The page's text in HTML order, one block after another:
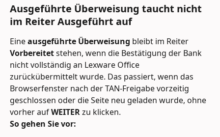
Ausgeführte Überweisung taucht nicht
im Reiter Ausgeführt auf
Eine ausgeführte Überweisung bleibt im Reiter
Vorbereitet stehen, wenn die Bestätigung der Bank
nicht vollständig an Lexware Office
zurückübermittelt wurde. Das passiert, wenn das
Browserfenster nach der TAN-Freigabe vorzeitig
geschlossen oder die Seite neu geladen wurde, ohne
vorher auf WEITER zu klicken.
So gehen Sie vor: